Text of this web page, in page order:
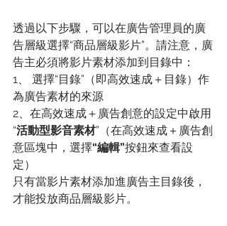
透過以下步驟，可以在廣告管理員的廣
告層級選擇“商品層級影片”。請注意，廣
告主必須將影片素材添加到目錄中：
1、 選擇“目錄”（即高效速成＋目錄）作
為廣告素材的來源
2、在高效速成＋廣告創意的設定中啟用
“活動型影音素材”（在高效速成＋廣告創
意區塊中，選擇“編輯”按鈕來查看設
定）
只有當影片素材添加進廣告主目錄後，
才能投放商品層級影片。